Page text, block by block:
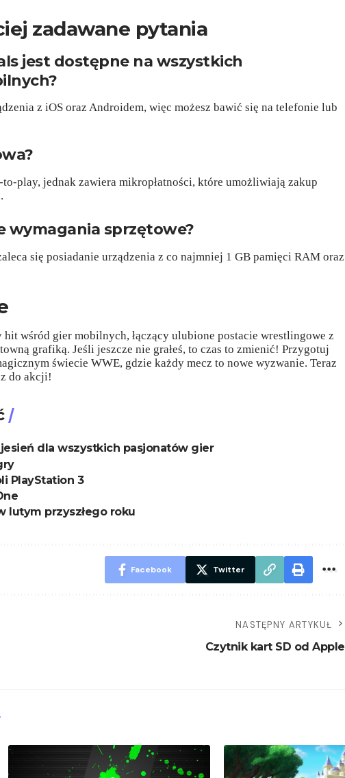
zadawane pytania
jest dostępne na wszystkich
z iOS oraz Androidem, więc możesz bawić się na telefonie lub
play, jednak zawiera mikropłatności, które umożliwiają zakup
wymagania sprzętowe?
się posiadanie urządzenia z co najmniej 1 GB pamięci RAM oraz
wśród gier mobilnych, łączący ulubione postacie wrestlingowe z
grafiką. Jeśli jeszcze nie grałeś, to czas to zmienić! Przygotuj
świecie WWE, gdzie każdy mecz to nowe wyzwanie. Teraz
do akcji!
dla wszystkich pasjonatów gier
PlayStation 3
lutym przyszłego roku
Facebook Twitter
NASTĘPNY ARTYKUŁ
Czytnik kart SD od Apple